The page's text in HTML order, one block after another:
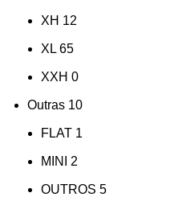
XH 12
XL 65
XXH 0
Outras 10
FLAT 1
MINI 2
OUTROS 5